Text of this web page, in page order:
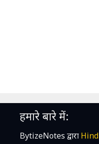
हमारे बारे में:
BytizeNotes द्वारा